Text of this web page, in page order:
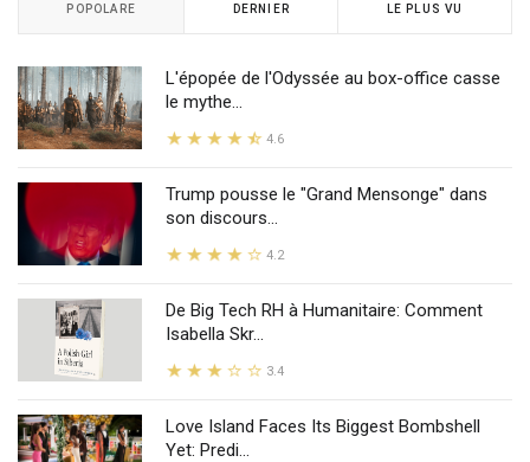
POPOLARE DERNIER LE PLUS VU
L'épopée de l'Odyssée au box-office casse
le mythe...
4.6
Trump pousse le "Grand Mensonge" dans
son discours...
4.2
De Big Tech RH à Humanitaire: Comment
Isabella Skr...
3.4
Love Island Faces Its Biggest Bombshell
Yet: Predi...